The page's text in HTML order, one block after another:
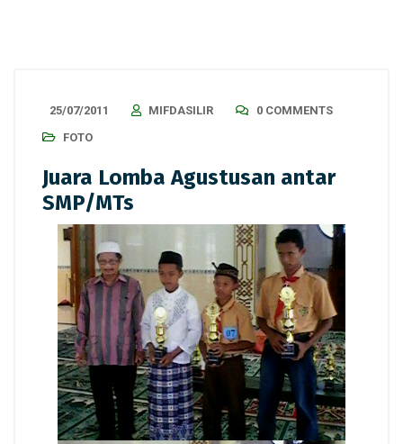
25/07/2011 MIFDASILIR
0 COMMENTS
FOTO
Juara Lomba Agustusan antar
SMP/MTs